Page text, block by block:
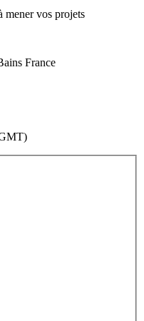
mener vos projets
France